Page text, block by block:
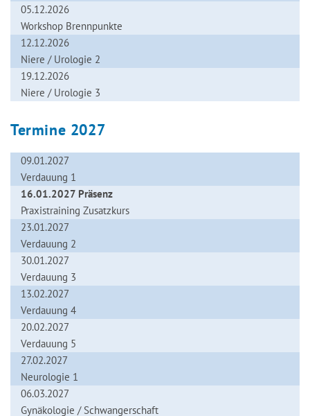
05.12.2026
Workshop Brennpunkte
12.12.2026
Niere / Urologie 2
19.12.2026
Niere / Urologie 3
Termine 2027
09.01.2027
Verdauung 1
16.01.2027 Präsenz
Praxistraining Zusatzkurs
23.01.2027
Verdauung 2
30.01.2027
Verdauung 3
13.02.2027
Verdauung 4
20.02.2027
Verdauung 5
27.02.2027
Neurologie 1
06.03.2027
Gynäkologie / Schwangerschaft